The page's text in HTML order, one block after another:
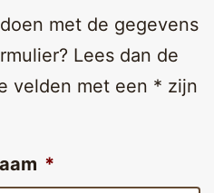
met de gegevens
Lees dan de
velden met een * zijn
*